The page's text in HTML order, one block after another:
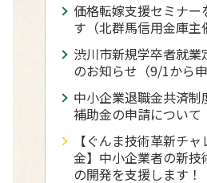
価格転嫁支援セミナー
す（北群馬信用金庫主
渋川市新規学卒者就業
のお知らせ（9/1から申
中小企業退職金共済制
補助金の申請について
【ぐんま技術革新チ
金】中小企業者の新技
の開発を支援します！